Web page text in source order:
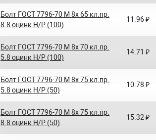
Болт ГОСТ 7796-70 M 8x 65 кл.пр.
8.8 оцинк Н/Р (100)
11.96 ₽
Болт ГОСТ 7796-70 M 8x 70 кл.пр.
5.8 оцинк Н/Р (100)
14.71 ₽
Болт ГОСТ 7796-70 M 8x 75 кл.пр.
5.8 оцинк Н/Р (50)
10.78 ₽
Болт ГОСТ 7796-70 M 8x 75 кл.пр.
8.8 оцинк Н/Р (50)
15.32 ₽